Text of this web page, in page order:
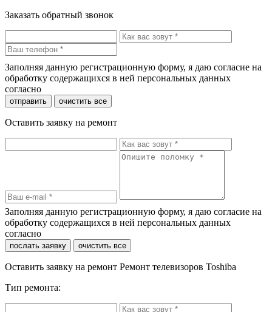
Заказать обратный звонок
Заполняя данную регистрационную форму, я даю согласие на
обработку содержащихся в ней персональных данных
согласно
отправить очистить все
Оставить заявку на ремонт
Заполняя данную регистрационную форму, я даю согласие на
обработку содержащихся в ней персональных данных
согласно
послать заявку очистить все
Оставить заявку на ремонт Ремонт телевизоров Toshiba
Тип ремонта: